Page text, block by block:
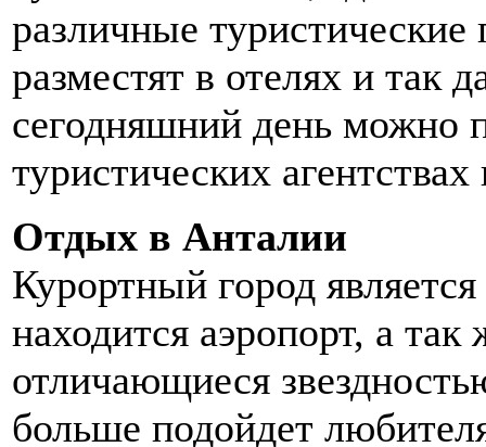
различные
разместят в отелях и так
сегодняшний день можно
туристических
Отдых в Анталии
Курортный город
находится аэропорт, а
отличающиеся
больше подойдет